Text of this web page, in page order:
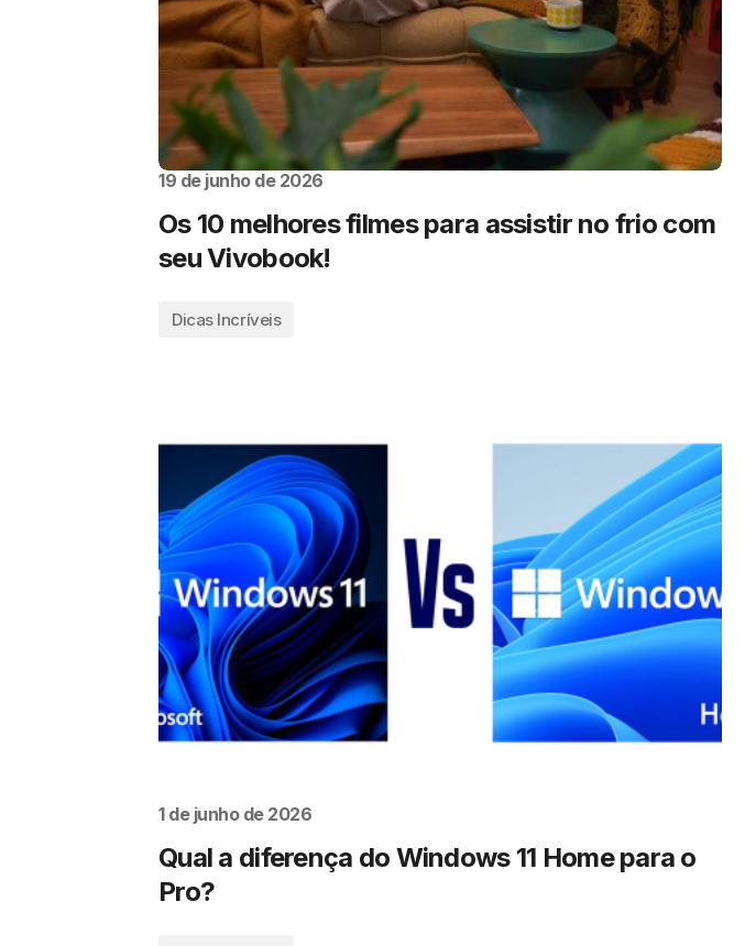
19 de junho de 2026
Os 10 melhores filmes para assistir no frio com
seu Vivobook!
Dicas Incríveis
1 de junho de 2026
Qual a diferença do Windows 11 Home para o
Pro?